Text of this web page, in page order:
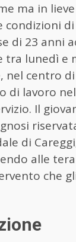
ma in lieve
condizioni di
di 23 anni
tra lunedì e
nel centro di
di lavoro
Il
di
alle
che